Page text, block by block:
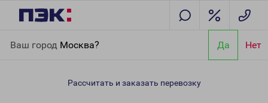
Ваш город Москва? Да Нет
Выборг
Рассчитать и заказать перевозку